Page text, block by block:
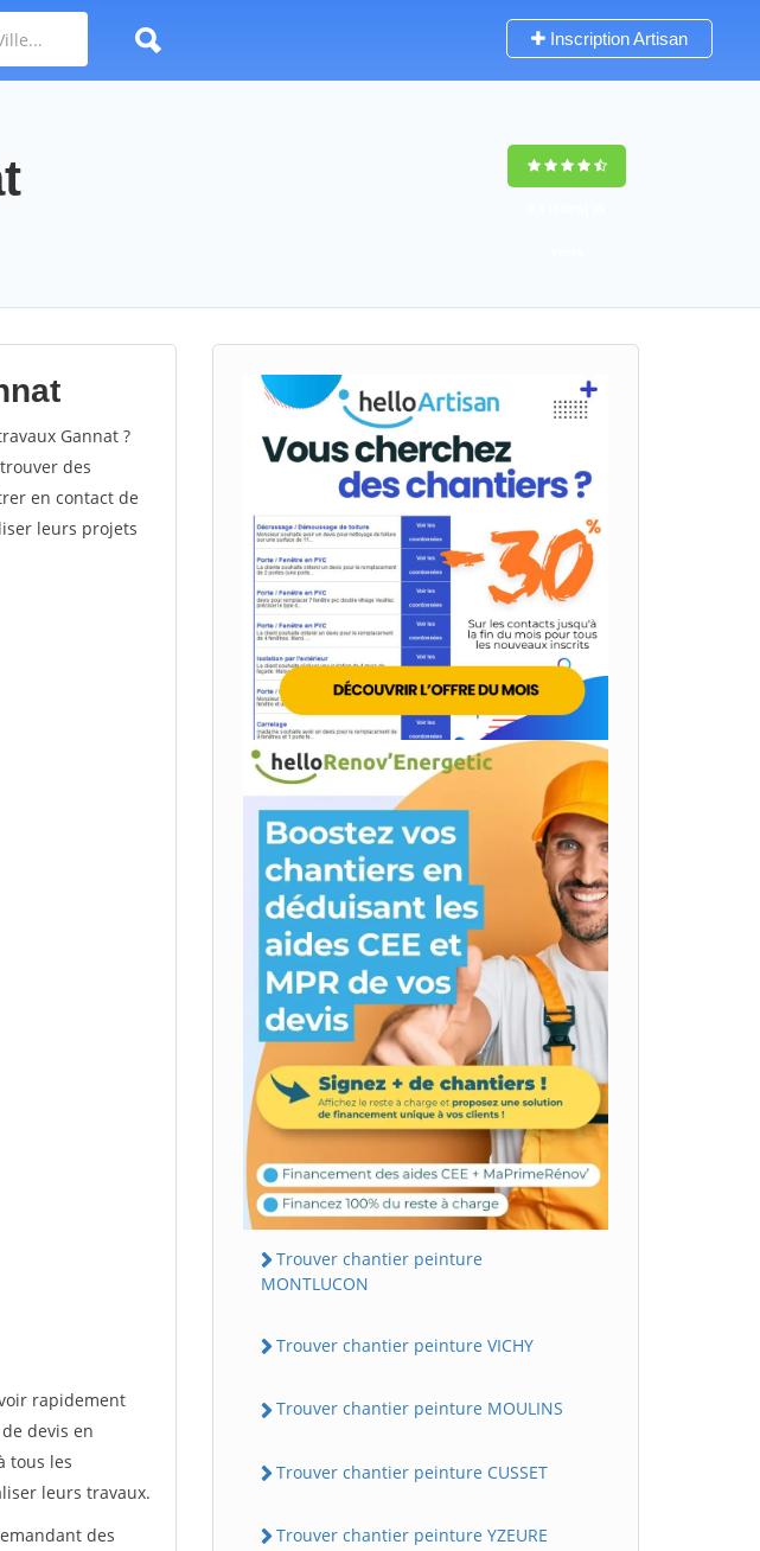
Inscription Artisan
Gannat ?
des
en contact de
leurs projets
rapidement
devis en
tous les
leurs travaux.
des
Trouver chantier peinture
MONTLUCON
Trouver chantier peinture VICHY
Trouver chantier peinture MOULINS
Trouver chantier peinture CUSSET
Trouver chantier peinture YZEURE